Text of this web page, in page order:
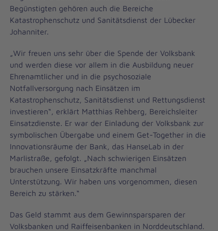
Begünstigten gehören auch die Bereiche
Katastrophenschutz und Sanitätsdienst der Lübecker
Johanniter.
„Wir freuen uns sehr über die Spende der Volksbank
und werden diese vor allem in die Ausbildung neuer
Ehrenamtlicher und in die psychosoziale
Notfallversorgung nach Einsätzen im
Katastrophenschutz, Sanitätsdienst und Rettungsdienst
investieren“, erklärt Matthias Rehberg, Bereichsleiter
Einsatzdienste. Er war der Einladung der Volksbank zur
symbolischen Übergabe und einem Get-Together in die
Innovationsräume der Bank, das HanseLab in der
Marlistraße, gefolgt. „Nach schwierigen Einsätzen
brauchen unsere Einsatzkräfte manchmal
Unterstützung. Wir haben uns vorgenommen, diesen
Bereich zu stärken.“
Das Geld stammt aus dem Gewinnsparsparen der
Volksbanken und Raiffeisenbanken in Norddeutschland.